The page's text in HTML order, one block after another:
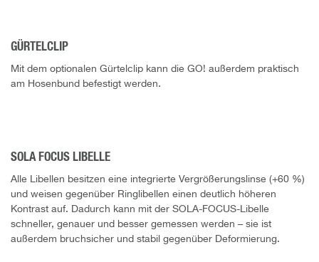
GÜRTELCLIP
Mit dem optionalen Gürtelclip kann die GO! außerdem praktisch
am Hosenbund befestigt werden.
SOLA FOCUS LIBELLE
Alle Libellen besitzen eine integrierte Vergrößerungslinse (+60 %)
und weisen gegenüber Ringlibellen einen deutlich höheren
Kontrast auf. Dadurch kann mit der SOLA-FOCUS-Libelle
schneller, genauer und besser gemessen werden – sie ist
außerdem bruchsicher und stabil gegenüber Deformierung.